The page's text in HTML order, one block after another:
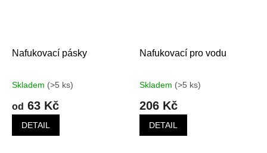
Nafukovací pásky
Skladem (>5 ks)
od 63 Kč
DETAIL
Nafukovací pro vodu
Skladem (>5 ks)
206 Kč
DETAIL